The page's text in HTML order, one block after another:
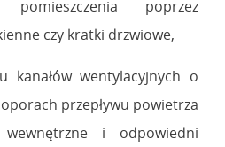
poprzez
czy kratki drzwiowe,
kanałów wentylacyjnych o
przepływu powietrza
wewnętrzne i odpowiedni